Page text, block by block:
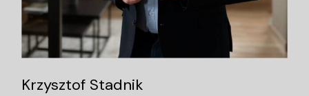
Krzysztof Stadnik